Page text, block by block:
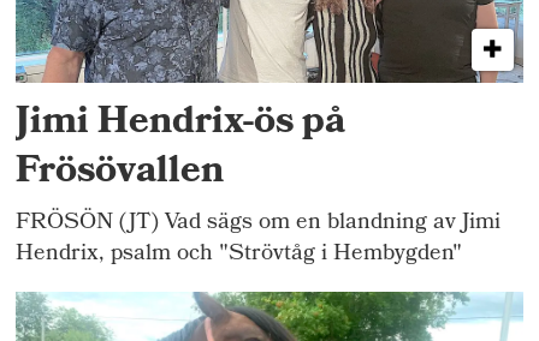
Jimi Hendrix-ös på
Frösövallen
FRÖSÖN (JT) Vad sägs om en blandning av Jimi
Hendrix, psalm och "Strövtåg i Hembygden"